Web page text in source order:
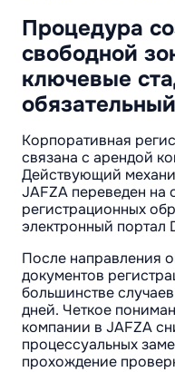
Процедура
свободной
ключевые
Корпоративная
связана с арендой
Действующий
JAFZA переведен на
регистрационных
электронный портал
После направления
документов
большинстве
дней. Четкое
компании в JAFZA
процессуальных
прохождение